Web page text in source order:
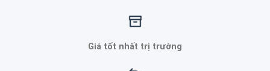
Giá tốt nhất trị trường